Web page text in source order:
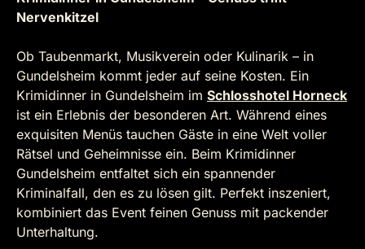
Nervenkitzel
Ob Taubenmarkt, Musikverein oder Kulinarik – in
Gundelsheim kommt jeder auf seine Kosten. Ein
Krimidinner in Gundelsheim im Schlosshotel Horneck
ist ein Erlebnis der besonderen Art. Während eines
exquisiten Menüs tauchen Gäste in eine Welt voller
Rätsel und Geheimnisse ein. Beim Krimidinner
Gundelsheim entfaltet sich ein spannender
Kriminalfall, den es zu lösen gilt. Perfekt inszeniert,
kombiniert das Event feinen Genuss mit packender
Unterhaltung.